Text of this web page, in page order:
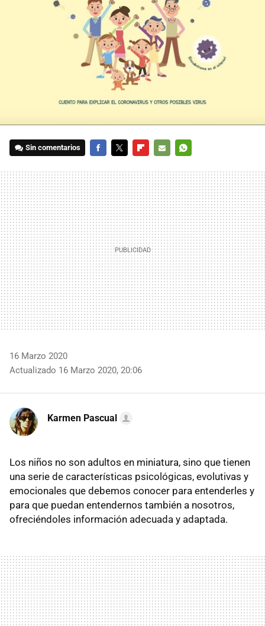
Sin comentarios
MAIL
16 Marzo 2020
Actualizado 16 Marzo 2020, 20:06
Karmen Pascual
Los niños no son adultos en miniatura, sino que tienen
una serie de características psicológicas, evolutivas y
emocionales que debemos conocer para entenderles y
para que puedan entendernos también a nosotros,
ofreciéndoles información adecuada y adaptada.